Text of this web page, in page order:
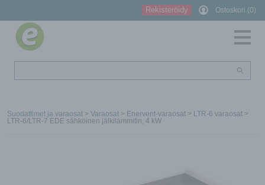
Rekisteröidy Ostoskori (0)
Suodattimet ja varaosat > Varaosat > Enervent-varaosat > LTR-6 varaosat >
LTR-6/LTR-7 EDE sähköinen jälkilämmitin, 4 kW